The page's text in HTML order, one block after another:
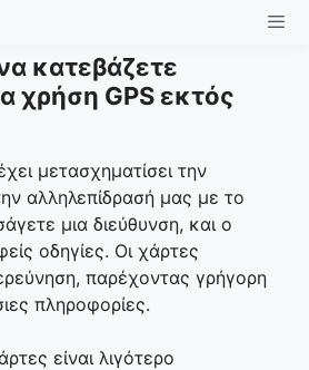
κατεβάζετε
χρήση GPS εκτός
μετασχηματίσει την
αλληλεπίδρασή μας με το
μια διεύθυνση, και ο
οδηγίες. Οι χάρτες
παρέχοντας γρήγορη
πληροφορίες.
είναι λιγότερο